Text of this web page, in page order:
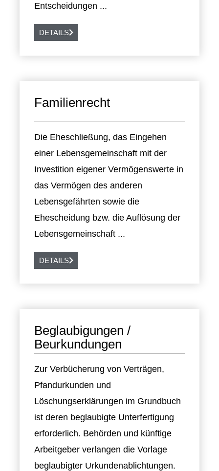
Entscheidungen ...
DETAILS
Familienrecht
Die Eheschließung, das Eingehen
einer Lebensgemeinschaft mit der
Investition eigener Vermögenswerte in
das Vermögen des anderen
Lebensgefährten sowie die
Ehescheidung bzw. die Auflösung der
Lebensgemeinschaft ...
DETAILS
Beglaubigungen /
Beurkundungen
Zur Verbücherung von Verträgen,
Pfandurkunden und
Löschungserklärungen im Grundbuch
ist deren beglaubigte Unterfertigung
erforderlich. Behörden und künftige
Arbeitgeber verlangen die Vorlage
beglaubigter Urkundenablichtungen.